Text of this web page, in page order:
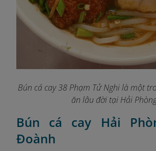
Bún cá cay 38 Phạm Tử Nghi là một
ăn lâu đời tại Hải
Bún cá cay Hải
Đoành